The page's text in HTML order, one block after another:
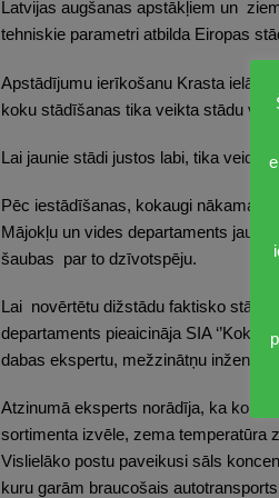
Latvijas augšanas apstākļiem un
tehniskie parametri atbilda Eiropas
Apstādījumu ierīkošanu Krasta ielā,
koku stādīšanas tika veikta stādu
Lai jaunie stādi justos labi, tika
Pēc iestādīšanas, kokaugi nākamajā
Mājokļu un vides departaments jau
šaubas par to dzīvotspēju.
Lai novērtētu dižstādu faktisko
departaments pieaicināja SIA ‘’Koku
dabas ekspertu, mežzinātņu inženieri
Atzinumā eksperts norādīja, ka koku
sortimenta izvēle, zema temperatūra
Vislielāko postu paveikusi sāls
kuru garām braucošais